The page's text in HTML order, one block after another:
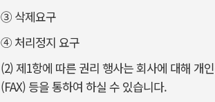
③ 삭제요구
④ 처리정지 요구
(2) 제1항에 따른 권리 행사는 회사에 대해 개
(FAX) 등을 통하여 하실 수 있습니다.